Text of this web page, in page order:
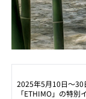
2025年5月10日～30
「ETHIMO」の特別